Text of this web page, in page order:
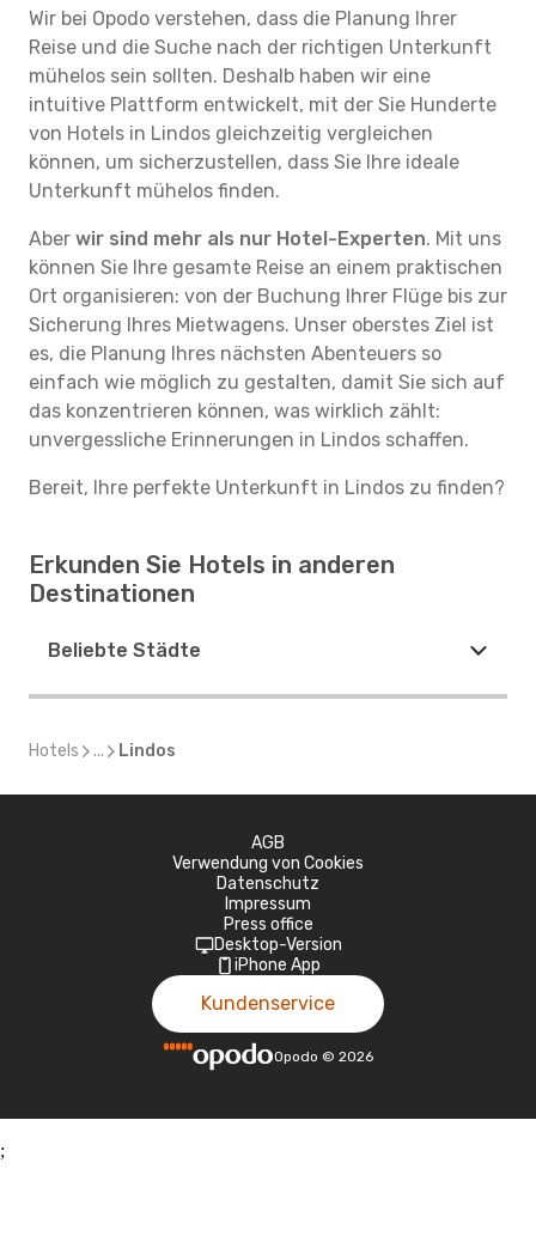
Wir bei Opodo verstehen, dass die Planung Ihrer
Reise und die Suche nach der richtigen Unterkunft
mühelos sein sollten. Deshalb haben wir eine
intuitive Plattform entwickelt, mit der Sie Hunderte
von Hotels in Lindos gleichzeitig vergleichen
können, um sicherzustellen, dass Sie Ihre ideale
Unterkunft mühelos finden.
Aber wir sind mehr als nur Hotel-Experten. Mit uns
können Sie Ihre gesamte Reise an einem praktischen
Ort organisieren: von der Buchung Ihrer Flüge bis zur
Sicherung Ihres Mietwagens. Unser oberstes Ziel ist
es, die Planung Ihres nächsten Abenteuers so
einfach wie möglich zu gestalten, damit Sie sich auf
das konzentrieren können, was wirklich zählt:
unvergessliche Erinnerungen in Lindos schaffen.
Bereit, Ihre perfekte Unterkunft in Lindos zu finden?
Erkunden Sie Hotels in anderen
Destinationen
Beliebte Städte
Hotels ... Lindos
AGB
Verwendung von Cookies
Datenschutz
Impressum
Press office
Desktop-Version
iPhone App
Kundenservice
Opodo © 2026
;